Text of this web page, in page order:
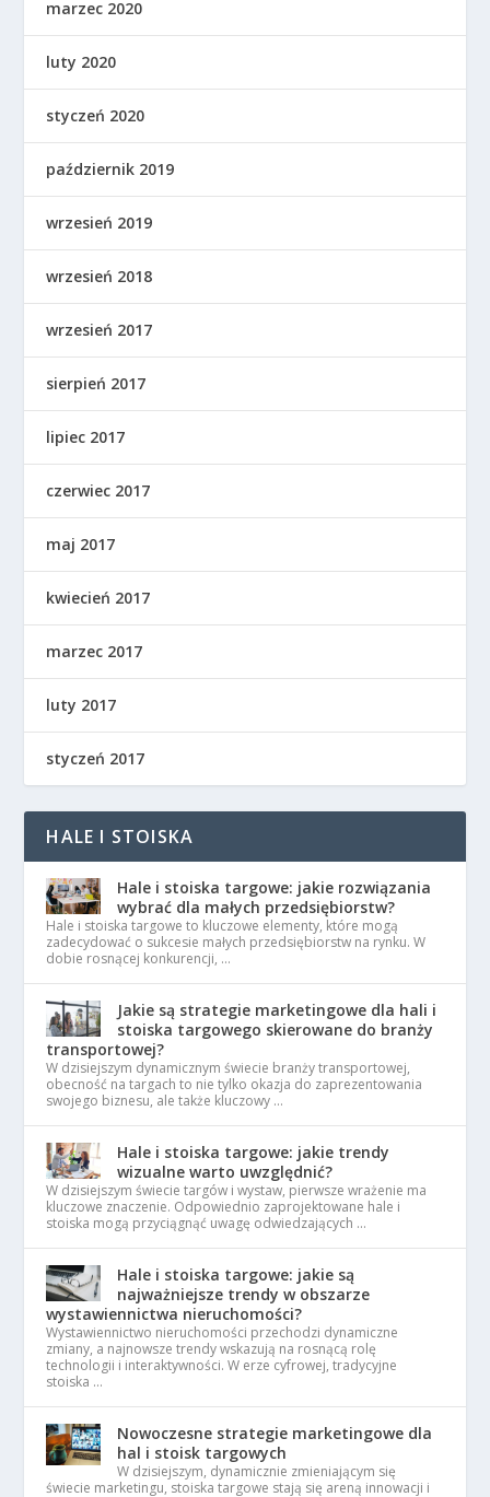
marzec 2020
luty 2020
styczeń 2020
październik 2019
wrzesień 2019
wrzesień 2018
wrzesień 2017
sierpień 2017
lipiec 2017
czerwiec 2017
maj 2017
kwiecień 2017
marzec 2017
luty 2017
styczeń 2017
HALE I STOISKA
Hale i stoiska targowe: jakie rozwiązania
wybrać dla małych przedsiębiorstw?
Hale i stoiska targowe to kluczowe elementy, które mogą
zadecydować o sukcesie małych przedsiębiorstw na rynku. W
dobie rosnącej konkurencji, …
Jakie są strategie marketingowe dla hali i
stoiska targowego skierowane do branży
transportowej?
W dzisiejszym dynamicznym świecie branży transportowej,
obecność na targach to nie tylko okazja do zaprezentowania
swojego biznesu, ale także kluczowy …
Hale i stoiska targowe: jakie trendy
wizualne warto uwzględnić?
W dzisiejszym świecie targów i wystaw, pierwsze wrażenie ma
kluczowe znaczenie. Odpowiednio zaprojektowane hale i
stoiska mogą przyciągnąć uwagę odwiedzających …
Hale i stoiska targowe: jakie są
najważniejsze trendy w obszarze
wystawiennictwa nieruchomości?
Wystawiennictwo nieruchomości przechodzi dynamiczne
zmiany, a najnowsze trendy wskazują na rosnącą rolę
technologii i interaktywności. W erze cyfrowej, tradycyjne
stoiska …
Nowoczesne strategie marketingowe dla
hal i stoisk targowych
W dzisiejszym, dynamicznie zmieniającym się
świecie marketingu, stoiska targowe stają się areną innowacji i